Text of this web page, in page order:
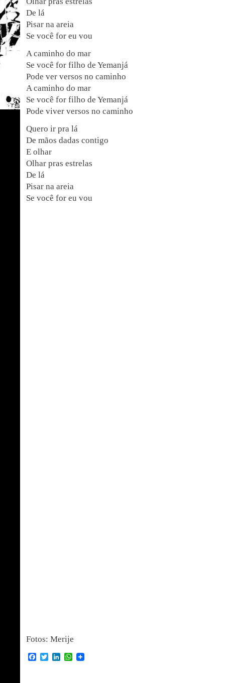
De lá
Pisar na areia
Se você for eu vou
A caminho do mar
Se você for filho de Yemanjá
Pode ver versos no caminho
A caminho do mar
Se você for filho de Yemanjá
Pode viver versos no caminho
Quero ir pra lá
De mãos dadas contigo
E olhar
Olhar pras estrelas
De lá
Pisar na areia
Se você for eu vou
Fotos: Merije
Facebook
TwitterLinkedInWhatsApp